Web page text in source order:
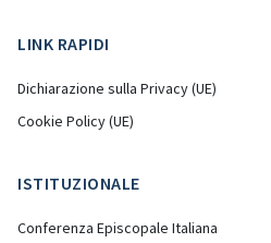
LINK RAPIDI
Dichiarazione sulla Privacy (UE)
Cookie Policy (UE)
ISTITUZIONALE
Conferenza Episcopale Italiana